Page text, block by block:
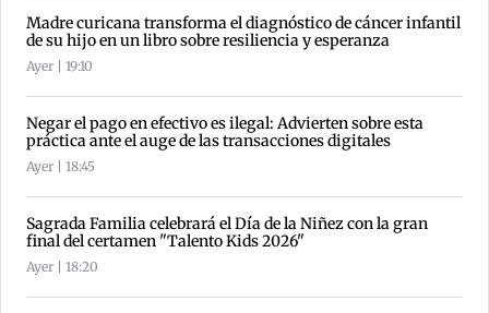
Madre curicana transforma el diagnóstico de cáncer infantil
de su hijo en un libro sobre resiliencia y esperanza
Ayer | 19:10
Negar el pago en efectivo es ilegal: Advierten sobre esta
práctica ante el auge de las transacciones digitales
Ayer | 18:45
Sagrada Familia celebrará el Día de la Niñez con la gran
final del certamen "Talento Kids 2026"
Ayer | 18:20